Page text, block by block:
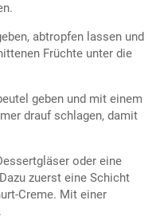
abtropfen lassen und
Früchte unter die
geben und mit einem
drauf schlagen, damit
oder eine
zuerst eine Schicht
Creme. Mit einer